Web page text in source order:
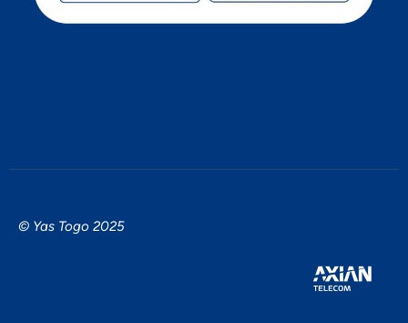
© Yas Togo 2025